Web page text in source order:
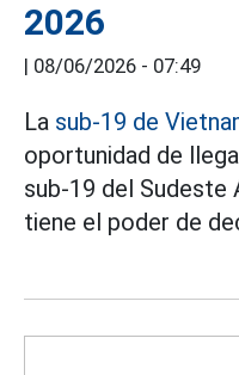
2026
| 08/06/2026 - 07:49
La sub-19 de
oportunidad de
sub-19 del Sudeste
tiene el poder de